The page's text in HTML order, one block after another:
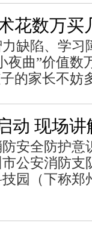
花数万买
缺陷、学习
夜曲”价值数
的家长不妨
动 现场
安全防护意
公安消防支
园（下称郑